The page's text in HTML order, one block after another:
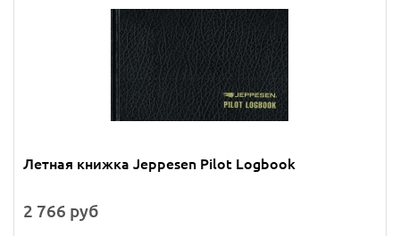
Летная книжка Jeppesen Pilot Logbook
2 766 руб